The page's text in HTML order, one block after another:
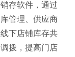
存软件，通过
管理、供应商
下店铺库存共
拨，提高门店